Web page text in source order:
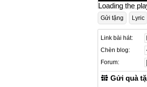
Loading the
Gửi tặng Lyric
Link bài hát:
Chèn blog:
Forum:
Gửi quà